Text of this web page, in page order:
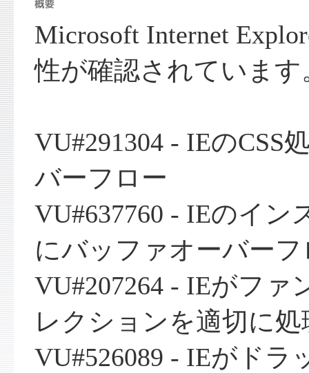
Microsoft Internet
性が確認されています
VU#291304 - IEのCSS
バーフロー
VU#637760 - IEのイン
にバッファオーバーフ
VU#207264 - IEがファ
レクションを適切に
VU#526089 - IEがドラ